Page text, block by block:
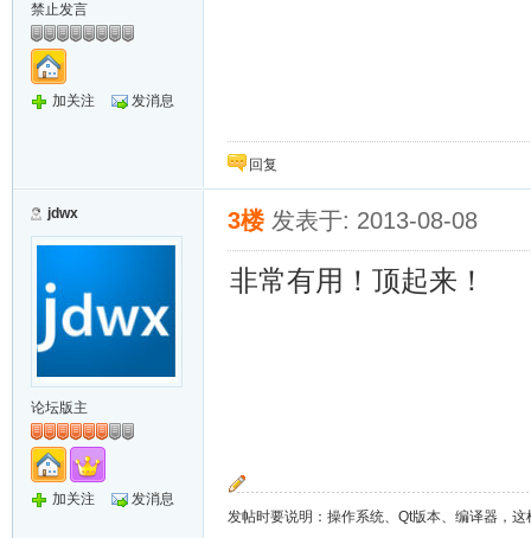
禁止发言
加关注 发消息
回复
jdwx
论坛版主
加关注 发消息
3楼 发表于: 2013-08-08
非常有用！顶起来！
发帖时要说明：操作系统、Qt版本、编译器，